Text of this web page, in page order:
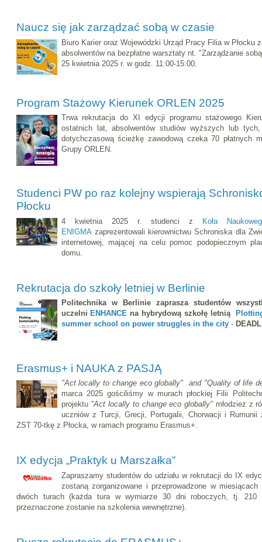
Naucz się jak zarządzać sobą w czasie
Biuro Karier oraz Wojewódzki Urząd Pracy Filia w Płocku
absolwentów na bezpłatne warsztaty nt. "Zarządzanie
25 kwietnia 2025 r. w godz. 11:00-15:00.
Program Stażowy Kierunek ORLEN 2025
Trwa rekrutacja do XI edycji programu stażowego
ostatnich lat, absolwentów studiów wyższych lub
dotychczasową ścieżkę zawodową czeka 70 płatnych
Grupy ORLEN.
Studenci PW po raz kolejny wspierają
Płocku
4 kwietnia 2025 r. studenci z Koła
ENIGMA zaprezentowali kierownictwu Schroniska dla
internetowej, mającej na celu pomoc podopiecznym
domu.
Rekrutacja do szkoły letniej w Berlinie
Politechnika w Berlinie zaprasza studentów
uczelni ENHANCE na hybrydową szkołę letnią
summer school on power struggles in the city-
Erasmus+ i NAUKA z PASJĄ
"Act locally to change eco globally" and "Quality of life
marca 2025 gościliśmy w murach płockiej Filii
projektu "Act locally to change eco globally" młodzież z
uczniów z Turcji, Grecji, Portugalii, Chorwacji i Rumunii
ZST 70-tkę z Płocka, w ramach programu Erasmus+.
IX edycja „Praktyk u Marszałka”
Zapraszamy studentów do udziału w rekrutacji do IX
zostaną zorganizowane i przeprowadzone w
dwóch turach (każda tura w wymiarze 30 dni roboczych, tj.
przeznaczone zostanie na szkolenia wewnętrzne).